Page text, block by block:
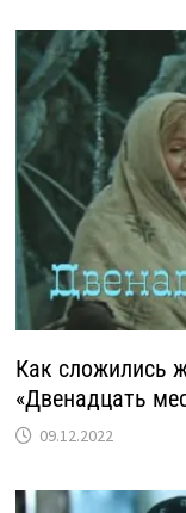
Как сложились
«Двенадцать
09.12.2022